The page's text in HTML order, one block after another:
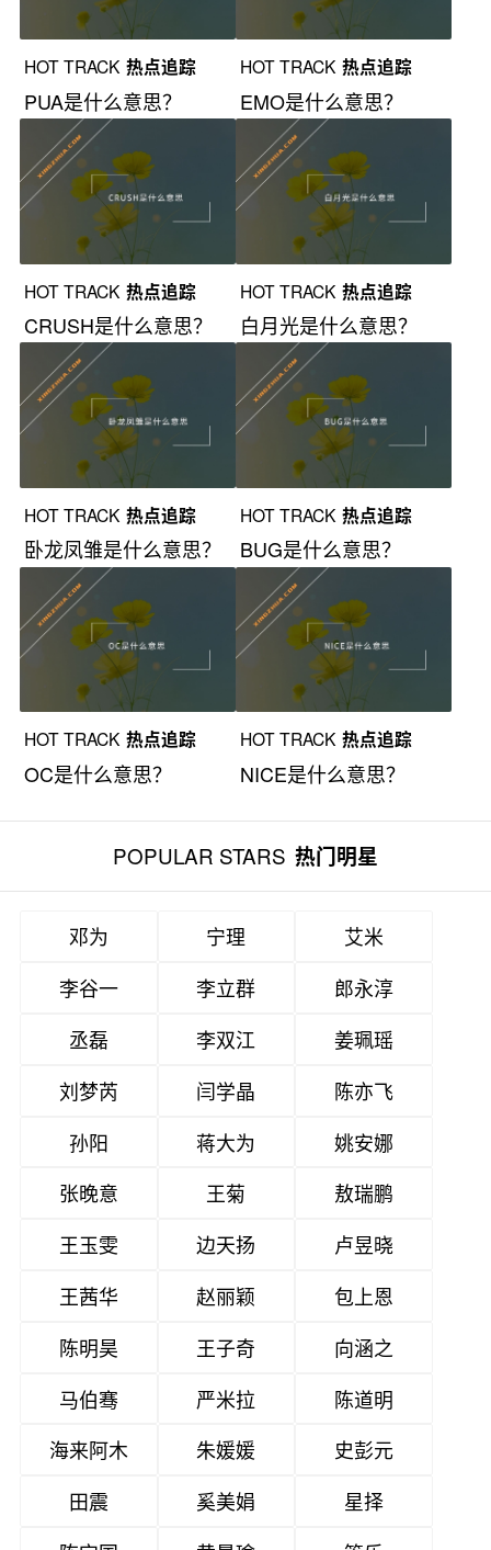
HOT TRACK 热点追踪
PUA是什么意思？
HOT TRACK 热点追踪
EMO是什么意思？
HOT TRACK 热点追踪
CRUSH是什么意思？
HOT TRACK 热点追踪
白月光是什么意思？
HOT TRACK 热点追踪
卧龙凤雏是什么意思？
HOT TRACK 热点追踪
BUG是什么意思？
HOT TRACK 热点追踪
OC是什么意思？
HOT TRACK 热点追踪
NICE是什么意思？
POPULAR STARS 热门明星
邓为 宁理
艾米
李谷一
李立群
郎永淳
丞磊
李双江
姜珮瑶
刘梦芮
闫学晶
陈亦飞
孙阳
蒋大为
姚安娜
张晚意
王菊
敖瑞鹏
王玉雯
边天扬
卢昱晓
王茜华
赵丽颖
包上恩
陈明昊
王子奇
向涵之
马伯骞
严米拉
陈道明
海来阿木
朱媛媛
史彭元
田震
奚美娟
星择